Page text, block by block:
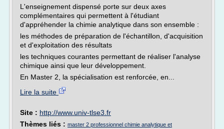
L'enseignement dispensé porte sur deux axes
complémentaires qui permettent à l'étudiant
d'appréhender la chimie analytique dans son ensemble :
les méthodes de préparation de l'échantillon, d'acquisition
et d'exploitation des résultats
les techniques courantes permettant de réaliser l'analyse
chimique ainsi que leur développement.
En Master 2, la spécialisation est renforcée, en...
Lire la suite
Site : http://www.univ-tlse3.fr
Thèmes liés : master 2 professionnel chimie analytique et